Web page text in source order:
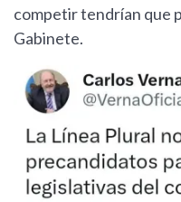
competir tendrían que
Gabinete.